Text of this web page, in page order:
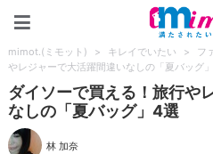
mimot.(ミモット) > キレイでいたい > フ
やレジャーで大活躍間違いなしの「夏バッグ
ダイソーで買える！旅行や
なしの「夏バッグ」4選
林 加奈